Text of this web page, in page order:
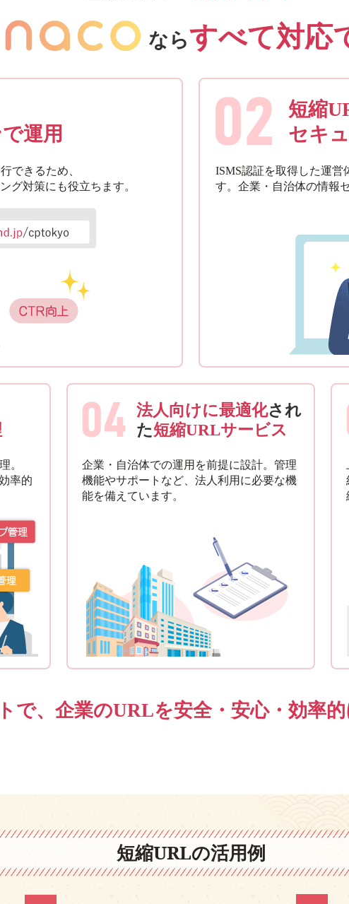
ならすべて対応
運用
できるため、
グ対策にも役立ちます。
02
短縮
セキ
ISMS認証を取得した運
す。企業・自治体の情報
。
率的
04 法人向けに最適化され
た短縮URLサービス
企業・自治体での運用を前提に設計。管理
機能やサポートなど、法人利用に必要な機
能を備えています。
で、企業のURLを安全・安心・効率
短縮URLの活用例